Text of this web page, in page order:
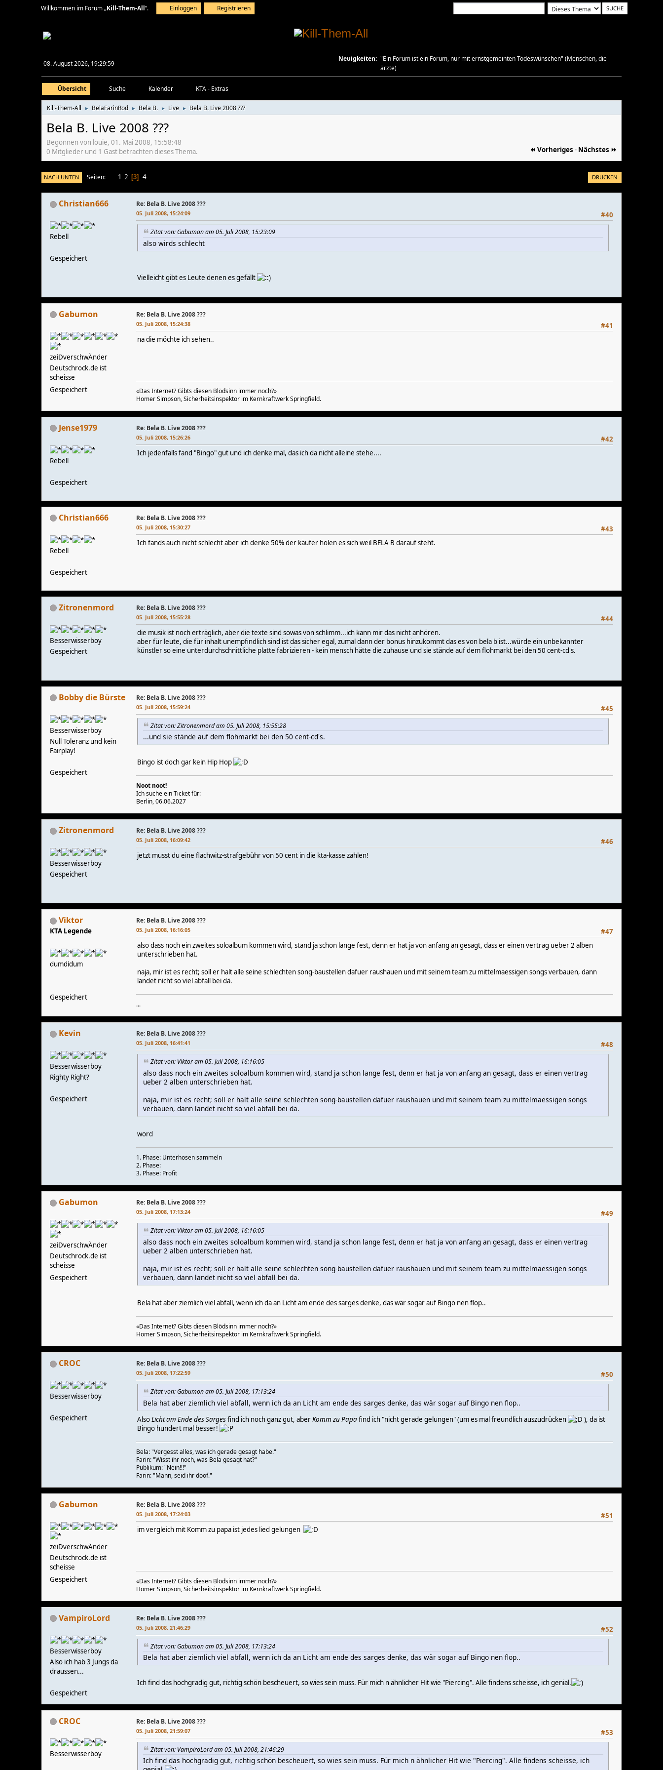
Willkommen im Forum „Kill-Them-All“. Einloggen Registrieren
08. August 2026, 19:29:59
Neuigkeiten: "Ein Forum ist ein Forum, nur mit ernstgemeinten Todeswünschen" (Menschen, die
ärzte)
Übersicht Suche Kalender KTA - Extras
Kill-Them-All ► BelaFarinRod ► Bela B. ► Live ► Bela B. Live 2008 ???
Bela B. Live 2008 ???
Begonnen von louie, 01. Mai 2008, 15:58:48
⏪ Vorheriges - Nächstes ⏩
0 Mitglieder und 1 Gast betrachten dieses Thema.
DRUCKEN
NACH UNTEN Seiten 1 2 3 4
Christian666
Rebell
Gespeichert
Re: Bela B. Live 2008 ???
#40
05. Juli 2008, 15:24:09
Zitat von: Gabumon am 05. Juli 2008, 15:23:09
also wirds schlecht
Vielleicht gibt es Leute denen es gefällt
Gabumon
zeiDverschwÄnder
Deutschrock.de ist
scheisse
Gespeichert
Re: Bela B. Live 2008 ???
#41
05. Juli 2008, 15:24:38
na die möchte ich sehen..
«Das Internet? Gibts diesen Blödsinn immer noch?»
Homer Simpson, Sicherheitsinspektor im Kernkraftwerk Springfield.
Jense1979
Rebell
Gespeichert
Re: Bela B. Live 2008 ???
#42
05. Juli 2008, 15:26:26
Ich jedenfalls fand "Bingo" gut und ich denke mal, das ich da nicht alleine stehe....
Christian666
Rebell
Gespeichert
Re: Bela B. Live 2008 ???
#43
05. Juli 2008, 15:30:27
Ich fands auch nicht schlecht aber ich denke 50% der käufer holen es sich weil BELA B darauf steht.
Zitronenmord
Besserwisserboy
Gespeichert
Re: Bela B. Live 2008 ???
#44
05. Juli 2008, 15:55:28
die musik ist noch erträglich, aber die texte sind sowas von schlimm...ich kann mir das nicht anhören.
aber für leute, die für inhalt unempfindlich sind ist das sicher egal, zumal dann der bonus hinzukommt das es von bela b ist...würde ein unbekannter
künstler so eine unterdurchschnittliche platte fabrizieren - kein mensch hätte die zuhause und sie stände auf dem flohmarkt bei den 50 cent-cd's.
Bobby die Bürste
Besserwisserboy
Null Toleranz und kein
Fairplay!
Gespeichert
Re: Bela B. Live 2008 ???
#45
05. Juli 2008, 15:59:24
Zitat von: Zitronenmord am 05. Juli 2008, 15:55:28
...und sie stände auf dem flohmarkt bei den 50 cent-cd's.
Bingo ist doch gar kein Hip Hop
Noot noot!
Ich suche ein Ticket für:
Berlin, 06.06.2027
Zitronenmord
Besserwisserboy
Gespeichert
Re: Bela B. Live 2008 ???
#46
05. Juli 2008, 16:09:42
jetzt musst du eine flachwitz-strafgebühr von 50 cent in die kta-kasse zahlen!
Viktor
KTA Legende
dumdidum
Gespeichert
Re: Bela B. Live 2008 ???
#47
05. Juli 2008, 16:16:05
also dass noch ein zweites soloalbum kommen wird, stand ja schon lange fest, denn er hat ja von anfang an gesagt, dass er einen vertrag ueber 2 alben
unterschrieben hat.
naja, mir ist es recht; soll er halt alle seine schlechten song-baustellen dafuer raushauen und mit seinem team zu mittelmaessigen songs verbauen, dann
landet nicht so viel abfall bei dä.
...
Kevin
Besserwisserboy
Righty Right?
Gespeichert
Re: Bela B. Live 2008 ???
#48
05. Juli 2008, 16:41:41
Zitat von: Viktor am 05. Juli 2008, 16:16:05
also dass noch ein zweites soloalbum kommen wird, stand ja schon lange fest, denn er hat ja von anfang an gesagt, dass er einen vertrag
ueber 2 alben unterschrieben hat.
naja, mir ist es recht; soll er halt alle seine schlechten song-baustellen dafuer raushauen und mit seinem team zu mittelmaessigen songs
verbauen, dann landet nicht so viel abfall bei dä.
word
1. Phase: Unterhosen sammeln
2. Phase:
3. Phase: Profit
Gabumon
zeiDverschwÄnder
Deutschrock.de ist
scheisse
Gespeichert
Re: Bela B. Live 2008 ???
#49
05. Juli 2008, 17:13:24
Zitat von: Viktor am 05. Juli 2008, 16:16:05
also dass noch ein zweites soloalbum kommen wird, stand ja schon lange fest, denn er hat ja von anfang an gesagt, dass er einen vertrag
ueber 2 alben unterschrieben hat.
naja, mir ist es recht; soll er halt alle seine schlechten song-baustellen dafuer raushauen und mit seinem team zu mittelmaessigen songs
verbauen, dann landet nicht so viel abfall bei dä.
Bela hat aber ziemlich viel abfall, wenn ich da an Licht am ende des sarges denke, das wär sogar auf Bingo nen flop..
«Das Internet? Gibts diesen Blödsinn immer noch?»
Homer Simpson, Sicherheitsinspektor im Kernkraftwerk Springfield.
CROC
Besserwisserboy
Gespeichert
Re: Bela B. Live 2008 ???
#50
05. Juli 2008, 17:22:59
Zitat von: Gabumon am 05. Juli 2008, 17:13:24
Bela hat aber ziemlich viel abfall, wenn ich da an Licht am ende des sarges denke, das wär sogar auf Bingo nen flop..
AlsoLicht am Ende des Sargesfind ich noch ganz gut, aberKomm zu Papafind ich "nicht gerade gelungen" (um es mal freundlich auszudrücken
), da ist
Bingo hundert mal besser!
Bela: "Vergesst alles, was ich gerade gesagt habe."
Farin: "Wisst ihr noch, was Bela gesagt hat?"
Publikum: "Nein!!!"
Farin: "Mann, seid ihr doof."
Gabumon
zeiDverschwÄnder
Deutschrock.de ist
scheisse
Gespeichert
Re: Bela B. Live 2008 ???
#51
05. Juli 2008, 17:24:03
im vergleich mit Komm zu papa ist jedes lied gelungen
«Das Internet? Gibts diesen Blödsinn immer noch?»
Homer Simpson, Sicherheitsinspektor im Kernkraftwerk Springfield.
VampiroLord
Besserwisserboy
Also ich hab 3 Jungs da
draussen...
Gespeichert
Re: Bela B. Live 2008 ???
#52
05. Juli 2008, 21:46:29
Zitat von: Gabumon am 05. Juli 2008, 17:13:24
Bela hat aber ziemlich viel abfall, wenn ich da an Licht am ende des sarges denke, das wär sogar auf Bingo nen flop..
Ich find das hochgradig gut, richtig schön bescheuert, so wies sein muss. Für mich n ähnlicher Hit wie "Piercing". Alle findens scheisse, ich genial.
CROC
Besserwisserboy
Re: Bela B. Live 2008 ???
#53
05. Juli 2008, 21:59:07
Zitat von: VampiroLord am 05. Juli 2008, 21:46:29
Ich find das hochgradig gut, richtig schön bescheuert, so wies sein muss. Für mich n ähnlicher Hit wie "Piercing". Alle findens scheisse, ich